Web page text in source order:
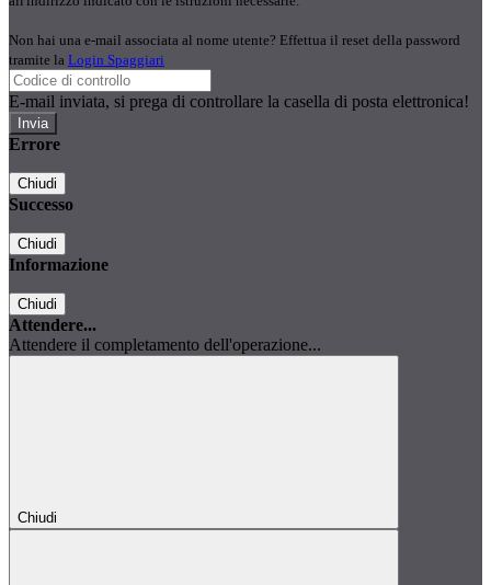
Non hai una e-mail associata al nome utente? Effettua il reset della password
tramite la Login Spaggiari
E-mail inviata, si prega di controllare la casella di posta elettronica!
Errore
Chiudi
Successo
Chiudi
Informazione
Chiudi
Attendere...
Attendere il completamento dell'operazione...
Chiudi